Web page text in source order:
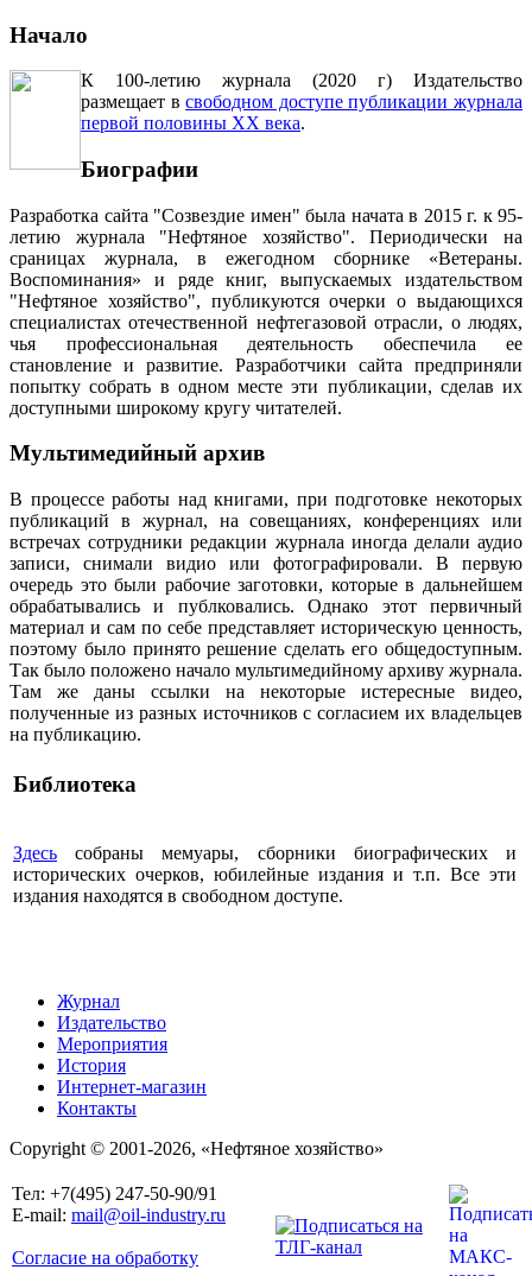
Начало
К 100-летию журнала (2020 г) Издательство
размещает всвободном доступе публикации журнала
первой половины ХХ века.
Биографии
Разработка сайта "Созвездие имен" была начата в 2015 г. к 95-
летию журнала "Нефтяное хозяйство". Периодически на
сраницах журнала, в ежегодном сборнике «Ветераны.
Воспоминания» и ряде книг, выпускаемых издательством
"Нефтяное хозяйство", публикуются очерки о выдающихся
специалистах отечественной нефтегазовой отрасли, о людях,
чья профессиональная деятельность обеспечила ее
становление и развитие. Разработчики сайта предприняли
попытку собрать в одном месте эти публикации, сделав их
доступными широкому кругу читателей.
Мультимедийный архив
В процессе работы над книгами, при подготовке некоторых
публикаций в журнал, на совещаниях, конференциях или
встречах сотрудники редакции журнала иногда делали аудио
записи, снимали видио или фотографировали. В первую
очередь это были рабочие заготовки, которые в дальнейшем
обрабатывались и публковались. Однако этот первичный
материал и сам по себе представляет историческую ценность,
поэтому было принято решение сделать его общедоступным.
Так было положено начало мультимедийному архиву журнала.
Там же даны ссылки на некоторые истересные видео,
полученные из разных источников с согласием их владельцев
на публикацию.
Библиотека
Здесь собраны мемуары, сборники биографических и
исторических очерков, юбилейные издания и т.п. Все эти
издания находятся в свободном доступе.
Журнал
Издательство
Мероприятия
История
Интернет-магазин
Контакты
Copyright © 2001-2026, «Нефтяное хозяйство»
Тел: +7(495) 247-50-90/91
E-mail: mail@oil-industry.ru
Согласие на обработку